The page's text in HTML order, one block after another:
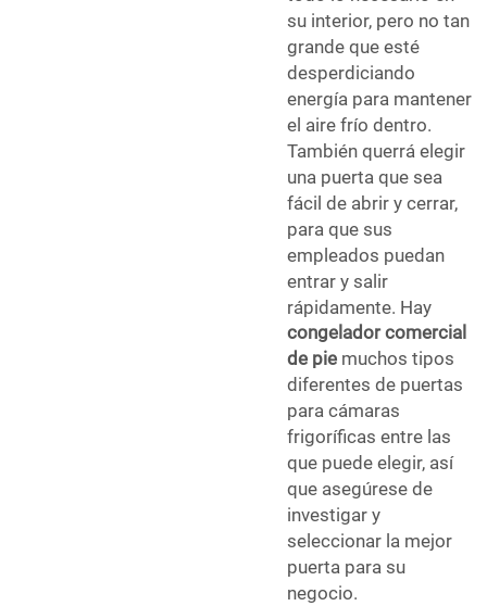
su interior, pero no tan
grande que esté
desperdiciando
energía para mantener
el aire frío dentro.
También querrá elegir
una puerta que sea
fácil de abrir y cerrar,
para que sus
empleados puedan
entrar y salir
rápidamente. Hay
congelador comercial
de pie muchos tipos
diferentes de puertas
para cámaras
frigoríficas entre las
que puede elegir, así
que asegúrese de
investigar y
seleccionar la mejor
puerta para su
negocio.